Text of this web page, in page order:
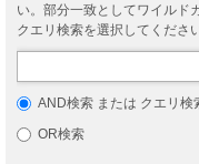
い。部分一致としてワイルド
クエリ検索を選択してください
AND検索 または クエリ検
OR検索